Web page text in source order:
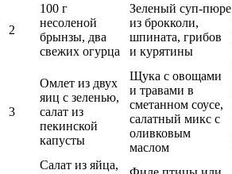
2
100 г
несоленой
брынзы, два
свежих огурца
Зеленый суп-пюре
из брокколи,
шпината, грибов
и курятины
3
Омлет из двух
яиц с зеленью,
салат из
пекинской
капусты
Щука с овощами
и травами в
сметанном соусе,
салатный микс с
оливковым
маслом
Салат из яйца,